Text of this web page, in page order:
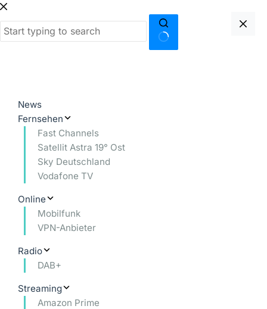
Zum
Inhalt
springen
News
Fernsehen
Fast Channels
Satellit Astra 19° Ost
Sky Deutschland
Vodafone TV
Online
Mobilfunk
VPN-Anbieter
Radio
DAB+
Streaming
Amazon Prime